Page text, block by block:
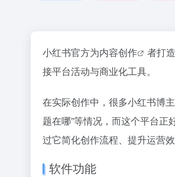
小红书官方为内容创作
者打
接平台活动与商业化工具。
在实际创作中，很多小红书博
题在哪”等情况，而这个平台
过它简化创作流程、提升运营效
软件功能